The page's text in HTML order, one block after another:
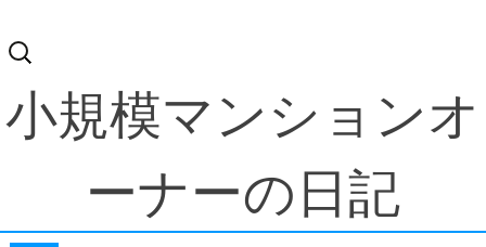
検
索:
小規模マンションオ
ーナーの日記